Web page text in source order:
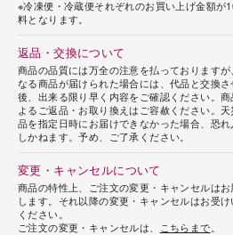
※冷凍便・冷蔵便それぞれのお買い上げ金額が
料となります。
返品・交換について
商品の品質には万全の注意を払っております
なる商品が届けられた場合には、代品と交換
後、出来る限り早く内容をご確認ください。
よるご返品・お取り換えはご容赦ください。
品を指定日時にお届けできなかった場合、恐
しかねます。予め、ご了承ください。
変更・キャンセルについて
商品の特性上、ご注文の変更・キャンセルは
します。それ以降の変更・キャンセルはお受
ください。
ご注文の変更・キャンセルは、
こちらまで